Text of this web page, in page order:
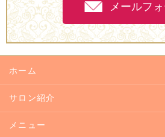
メールフ
ホーム
サロン紹介
メニュー